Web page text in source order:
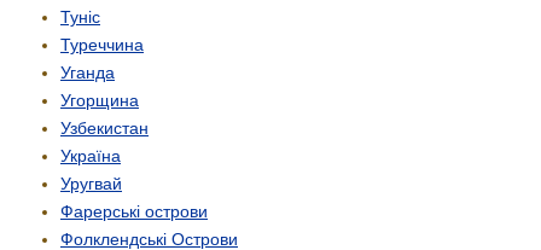
Туніс
Туреччина
Уганда
Угорщина
Узбекистан
Україна
Уругвай
Фарерські острови
Фолклендські Острови